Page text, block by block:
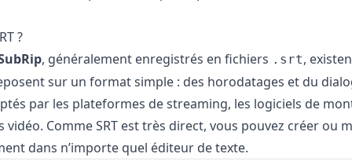
?
, généralement enregistrés en fichiers .srt,
sur un format simple : des horodatages et du
par les plateformes de streaming, les logiciels de
vidéo. Comme SRT est très direct, vous pouvez créer ou
dans n’importe quel éditeur de texte.